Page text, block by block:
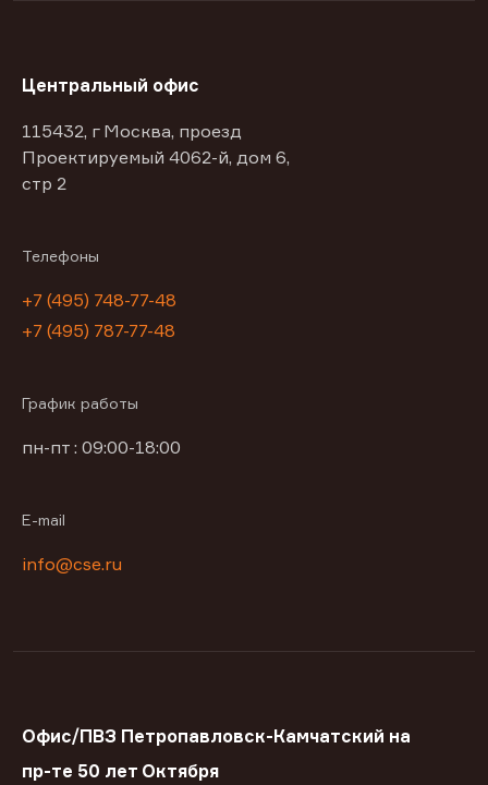
Центральный офис
115432, г Москва, проезд
Проектируемый 4062-й, дом 6,
стр 2
Телефоны
+7 (495) 748-77-48
+7 (495) 787-77-48
График работы
пн-пт : 09:00-18:00
E-mail
info@cse.ru
Офис/ПВЗ Петропавловск-Камчатский на
пр-те 50 лет Октября